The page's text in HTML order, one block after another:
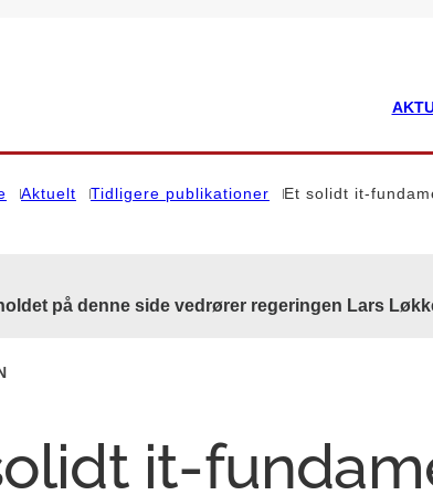
Aktuelt Tidligere publikationer Et solidt it-
på denne side vedrører regeringen Lars
it-